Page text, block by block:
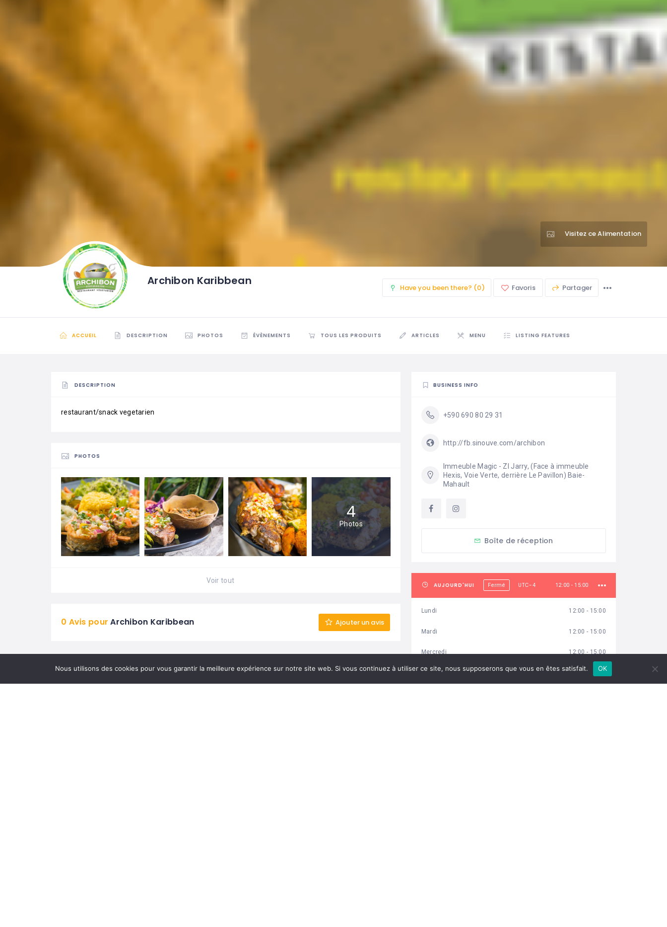
Visitez ce Alimentation
Archibon Karibbean
Have you been there? (0) Favoris Partager
ACCUEIL DESCRIPTION PHOTOS ÉVÈNEMENTS TOUS LES PRODUITS ARTICLES MENU LISTING FEATURES
DESCRIPTION
restaurant/snack vegetarien
PHOTOS
4
Photos
Voir tout
0 Avis pour Archibon Karibbean Ajouter un avis
BUSINESS INFO
+590 690 80 29 31
http://fb.sinouve.com/archibon
Immeuble Magic - ZI Jarry, (Face à immeuble
Hexis, Voie Verte, derrière Le Pavillon) Baie-
Mahault
Boîte de réception
AUJOURD'HUI Fermé UTC-4 12:00 - 15:00
Lundi 12:00 - 15:00
Mardi 12:00 - 15:00
Mercredi 12:00 - 15:00
Jeudi 12:00 - 15:00
Nous utilisons des cookies pour vous garantir la meilleure expérience sur notre site web. Si vous continuez à utiliser ce site, nous supposerons que vous en êtes satisfait. OK